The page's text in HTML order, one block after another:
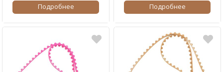
Подробнее Подробнее